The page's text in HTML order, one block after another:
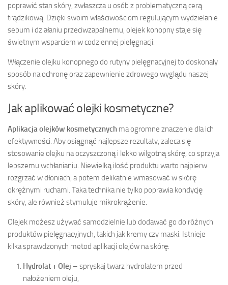
poprawić stan skóry, zwłaszcza u osób z problematyczną cerą
trądzikową. Dzięki swoim właściwościom regulującym wydzielanie
sebum i działaniu przeciwzapalnemu, olejek konopny staje się
świetnym wsparciem w codziennej pielęgnacji.
Włączenie olejku konopnego do rutyny pielęgnacyjnej to doskonały
sposób na ochronę oraz zapewnienie zdrowego wyglądu naszej
skóry.
Jak aplikować olejki kosmetyczne?
Aplikacja olejków kosmetycznych ma ogromne znaczenie dla ich
efektywności. Aby osiągnąć najlepsze rezultaty, zaleca się
stosowanie olejku na oczyszczoną i lekko wilgotną skórę, co sprzyja
lepszemu wchłanianiu. Niewielką ilość produktu warto najpierw
rozgrzać w dłoniach, a potem delikatnie wmasować w skórę
okrężnymi ruchami. Taka technika nie tylko poprawia kondycję
skóry, ale również stymuluje mikrokrążenie.
Olejek możesz używać samodzielnie lub dodawać go do różnych
produktów pielęgnacyjnych, takich jak kremy czy maski. Istnieje
kilka sprawdzonych metod aplikacji olejów na skórę:
Hydrolat + Olej – spryskaj twarz hydrolatem przed
nałożeniem oleju,